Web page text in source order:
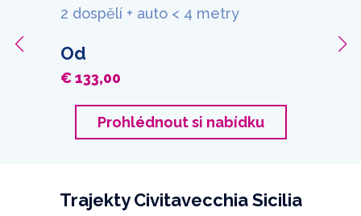
2 dospělí + auto < 4 metry
Od
€ 133,00
Prohlédnout si nabídku
Trajekty Civitavecchia Sicilia